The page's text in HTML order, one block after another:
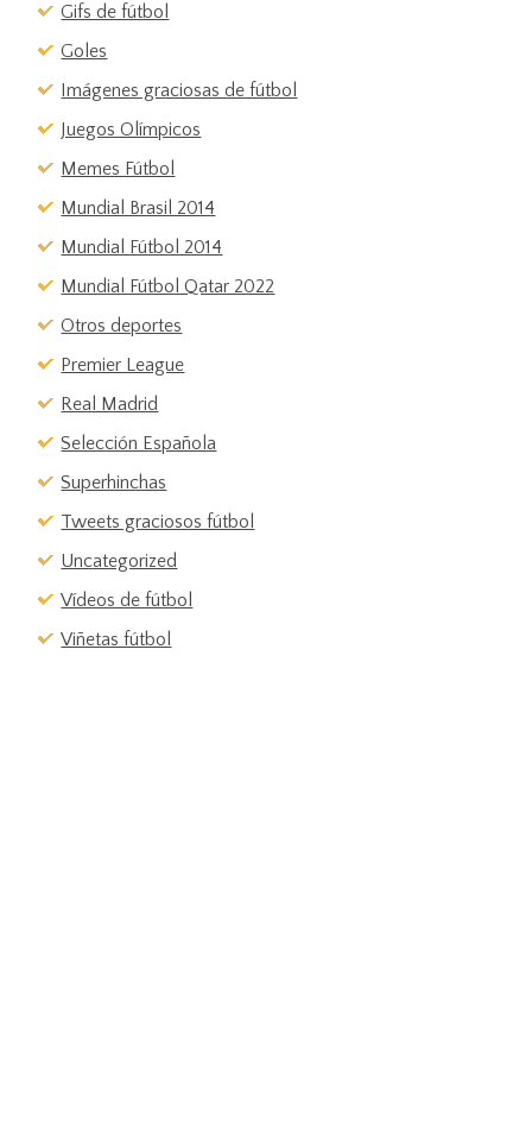
Gifs de fútbol
Goles
Imágenes graciosas de fútbol
Juegos Olímpicos
Memes Fútbol
Mundial Brasil 2014
Mundial Fútbol 2014
Mundial Fútbol Qatar 2022
Otros deportes
Premier League
Real Madrid
Selección Española
Superhinchas
Tweets graciosos fútbol
Uncategorized
Vídeos de fútbol
Viñetas fútbol